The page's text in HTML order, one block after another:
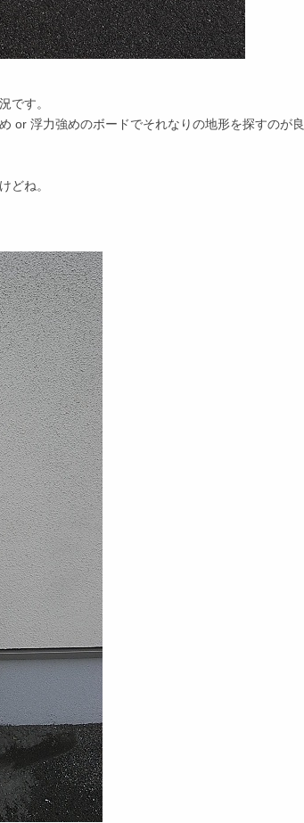
です。
or 浮力強めのボードでそれなりの地形を探すのが良
どね。